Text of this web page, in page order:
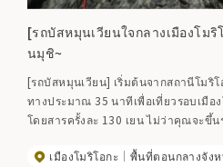
[รถบัสหมุนเวียนใจกลางเมืองโมริ
นมุชิ~
[รถบัสหมุนเวียน] เริ่มต้นจากสถานีโมริโ
ทางประมาณ 35 นาทีเพื่อเที่ยวรอบเมือ
โดยสารครั้งละ 130 เยน ไม่ว่าคุณจะขึ้
หลักสูตรด้านล่างนี้เป็นไปตามเข็มนาฬิกา [เวลาทำก
เมืองโมริโอกะ พื้นที่ตอนกลางจัง